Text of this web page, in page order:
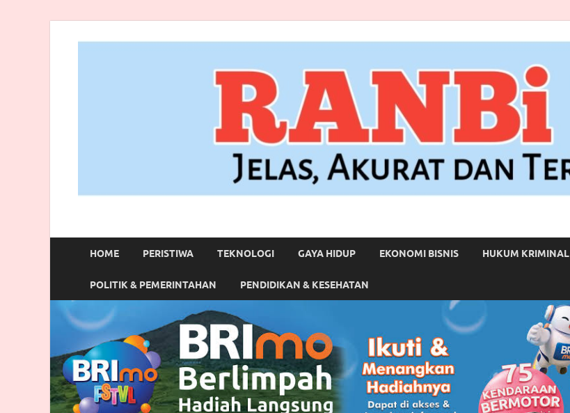
RANBITV.COM
HOME PERISTIWA TEKNOLOGI GAYA HIDUP EKONOMI BISNIS HUKUM KRIMINAL
POLITIK & PEMERINTAHAN PENDIDIKAN & KESEHATAN